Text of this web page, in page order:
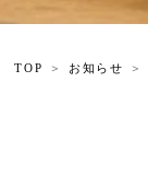
TOP お知らせ